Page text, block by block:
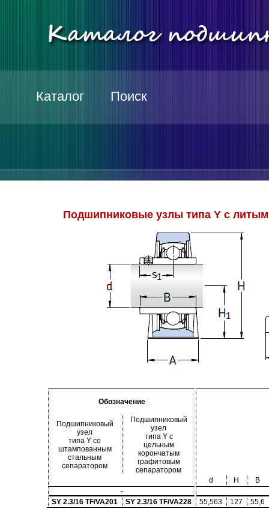
Каталог Поиск
Подшипниковые узлы типа Y c
Обозначение
Подшипниковый
узел
типа Y со
штампованным
стальным
сепаратором
Подшипниковый
узел
типа Y с
цельным
корончатым
графитовым
сепаратором
d
H
B
-
SY 2.3/16 TF/VA201
SY 2.3/16 TF/VA228 55,563 127 55,6